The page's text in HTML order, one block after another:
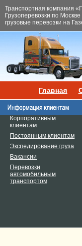
Транспортная компания
Грузоперевозки по
грузовые перевозки на
Главная
Корпоративным
клиентам
Постоянным клиентам
Экспедирование груза
Вакансии
Перевозки
автомобильным
транспортом